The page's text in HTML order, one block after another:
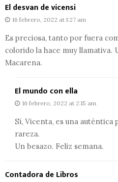
El desvan de vicensi
16 febrero, 2022 at 1:27 am
Es preciosa, tanto por fuera
colorido la hace muy llamativa.
Macarena.
El mundo con ella
16 febrero, 2022 at 2:15 am
Sí, Vicenta, es una auténtica
rareza.
Un besazo. Feliz semana.
Contadora de Libros